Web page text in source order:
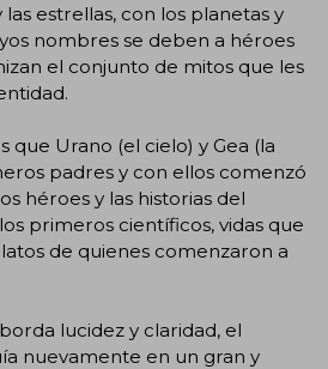
estrellas, con los planetas y
nombres se deben a héroes
el conjunto de mitos que les
que Urano (el cielo) y Gea (la
padres y con ellos comenzó
héroes y las historias del
primeros científicos, vidas que
de quienes comenzaron a
lucidez y claridad, el
nuevamente en un gran y